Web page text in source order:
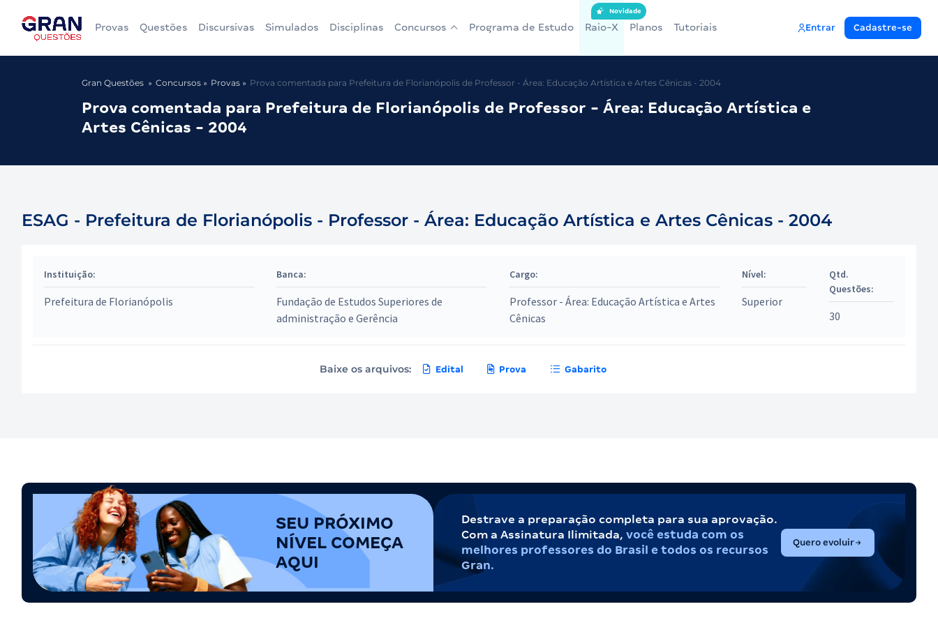
Provas Questões Discursivas Simulados Disciplinas Concursos Programa de Estudo Raio-X
Novidade
Planos Tutoriais Entrar Cadastre-se
Gran Questões Concursos Provas Prova comentada para Prefeitura de Florianópolis de Professor - Área: Educação Artística e Artes Cênicas - 2004
Prova comentada para Prefeitura de Florianópolis de Professor - Área: Educação Artística e
Artes Cênicas - 2004
ESAG - Prefeitura de Florianópolis - Professor - Área: Educação Artística e Artes Cênicas - 2004
Instituição:
Prefeitura de Florianópolis
Banca:
Fundação de Estudos Superiores de
administração e Gerência
Cargo:
Professor - Área: Educação Artística e Artes
Cênicas
Nível:
Superior
Qtd.
Questões:
30
Baixe os arquivos: Edital Prova Gabarito
SEU PRÓXIMO
NÍVEL COMEÇA
AQUI
Destrave a preparação completa para sua aprovação.
Com a Assinatura Ilimitada, você estuda com os
melhores professores do Brasil e todos os recursos
Gran.
Quero evoluir(abre em nova aba)